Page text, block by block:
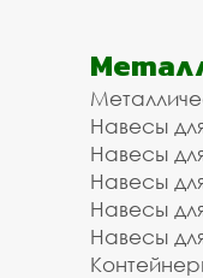
Навесы
Навесы
Навесы
Навесы
Навесы